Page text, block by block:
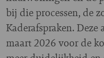
bij die processen, de
Kaderafspraken.
maart 2026 voor de